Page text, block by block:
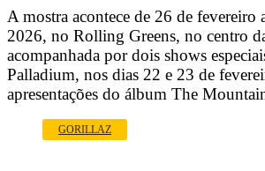
A mostra acontece de 26 de fevereiro
2026, no Rolling Greens, no centro
acompanhada por dois shows
Palladium, nos dias 22 e 23 de
apresentações do álbum The
GORILLAZ